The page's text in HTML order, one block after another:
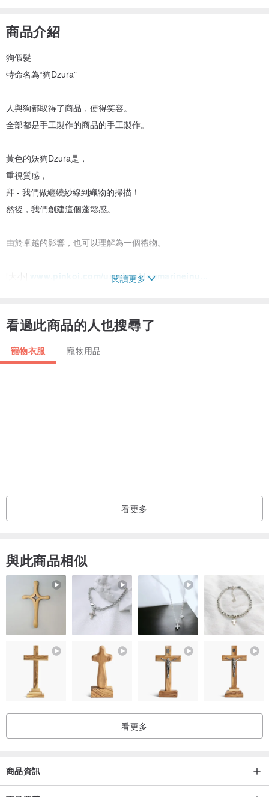
商品介紹
狗假髮
特命名為“狗Dzura”
人與狗都取得了商品，使得笑容。
全部都是手工製作的商品的手工製作。
黃色的妖狗Dzura是，
重視質感，
拜 - 我們做纏繞紗線到織物的掃描！
然後，我們創建這個蓬鬆感。
由於卓越的影響，也可以理解為一個禮物。
[大小] www.pinkoi.com/userimg/dogmarineinu...
面對約20〜25厘米
21臍帶繞頸至26㎝
貓，帕皮 - ，奇瓦瓦
大約30面35㎝
L尺寸
大約35面39㎝
大約36到40厘米領
法國鬥牛犬，A可卡 -
各地的39面42㎝
約40脖43㎝
ģRetoriba - ，Fureburu（大）
閱讀更多
看過此商品的人也搜尋了
寵物衣服 寵物用品
看更多
與此商品相似
看更多
商品資訊